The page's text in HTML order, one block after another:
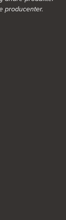
s-3836/
3841/
producenter.